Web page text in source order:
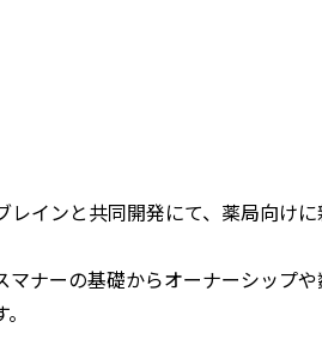
インと共同開発にて、薬局向け
ナーの基礎からオーナーシップ